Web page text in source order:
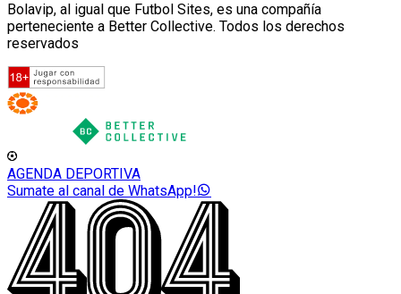
Bolavip, al igual que Futbol Sites, es una compañía
perteneciente a Better Collective. Todos los derechos
reservados
AGENDA DEPORTIVA
Sumate al canal de WhatsApp!